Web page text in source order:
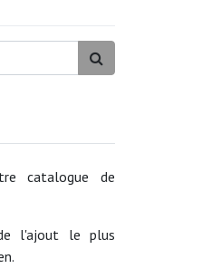
catalogue de
l'ajout le plus